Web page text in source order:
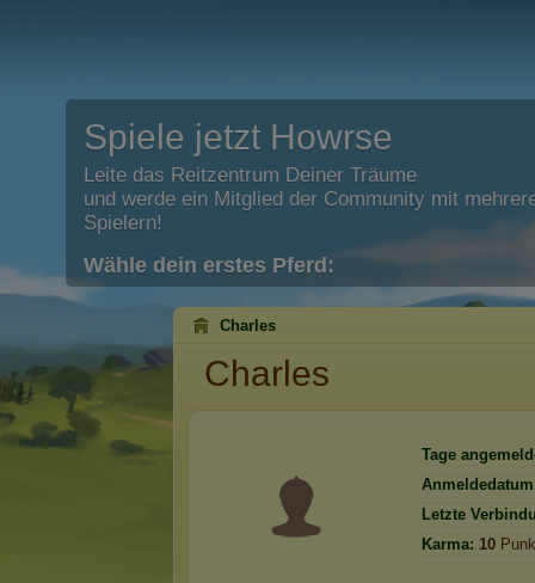
Spiele jetzt Howrse
Leite das Reitzentrum Deiner Träume
und werde ein Mitglied der Community mit
Spielern!
Wähle dein erstes Pferd:
Charles
Charles
Tage
Letzte
Karma: 10